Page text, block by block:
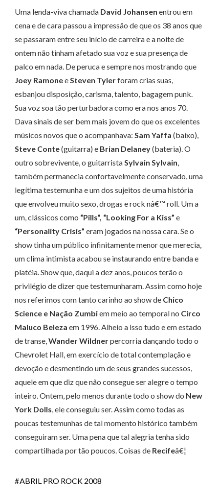
Uma lenda-viva chamada David Johansen entrou em
cena e de cara passou a impressão de que os 38 anos que
se passaram entre seu início de carreira e a noite de
ontem não tinham afetado sua voz e sua presença de
palco em nada. De peruca e sempre nos mostrando que
Joey RamoneeSteven Tylerforam crias suas,
esbanjou disposição, carisma, talento, bagagem punk.
Sua voz soa tão perturbadora como era nos anos 70.
Dava sinais de ser bem mais jovem do que os excelentes
músicos novos que o acompanhava: Sam Yaffa (baixo),
Steve Conte(guitarra) e Brian Delaney(bateria). O
outro sobrevivente, o guitarristaSylvain Sylvain,
também permanecia confortavelmente conservado, uma
legítima testemunha e um dos sujeitos de uma história
que envolveu muito sexo, drogas e rock nâ€™ roll. Um a
um, clássicos como “Pills”, “Looking For a Kiss” e
“Personality Crisis” eram jogados na nossa cara. Se o
show tinha um público infinitamente menor que merecia,
um clima intimista acabou se instaurando entre banda e
platéia. Show que, daqui a dez anos, poucos terão o
privilégio de dizer que testemunharam. Assim como hoje
nos referimos com tanto carinho ao show de Chico
Science e Nação Zumbiem meio ao temporal no Circo
Maluco Beleza em 1996. Alheio a isso tudo e em estado
de transe,Wander Wildnerpercorria dançando todo o
Chevrolet Hall, em exercício de total contemplação e
devoção e desmentindo um de seus grandes sucessos,
aquele em que diz que não consegue ser alegre o tempo
inteiro. Ontem, pelo menos durante todo o show do New
York Dolls, ele conseguiu ser. Assim como todas as
poucas testemunhas de tal momento histórico também
conseguiram ser. Uma pena que tal alegria tenha sido
compartilhada por tão poucos. Coisas de Recifeâ€¦
ABRIL PRO ROCK 2008